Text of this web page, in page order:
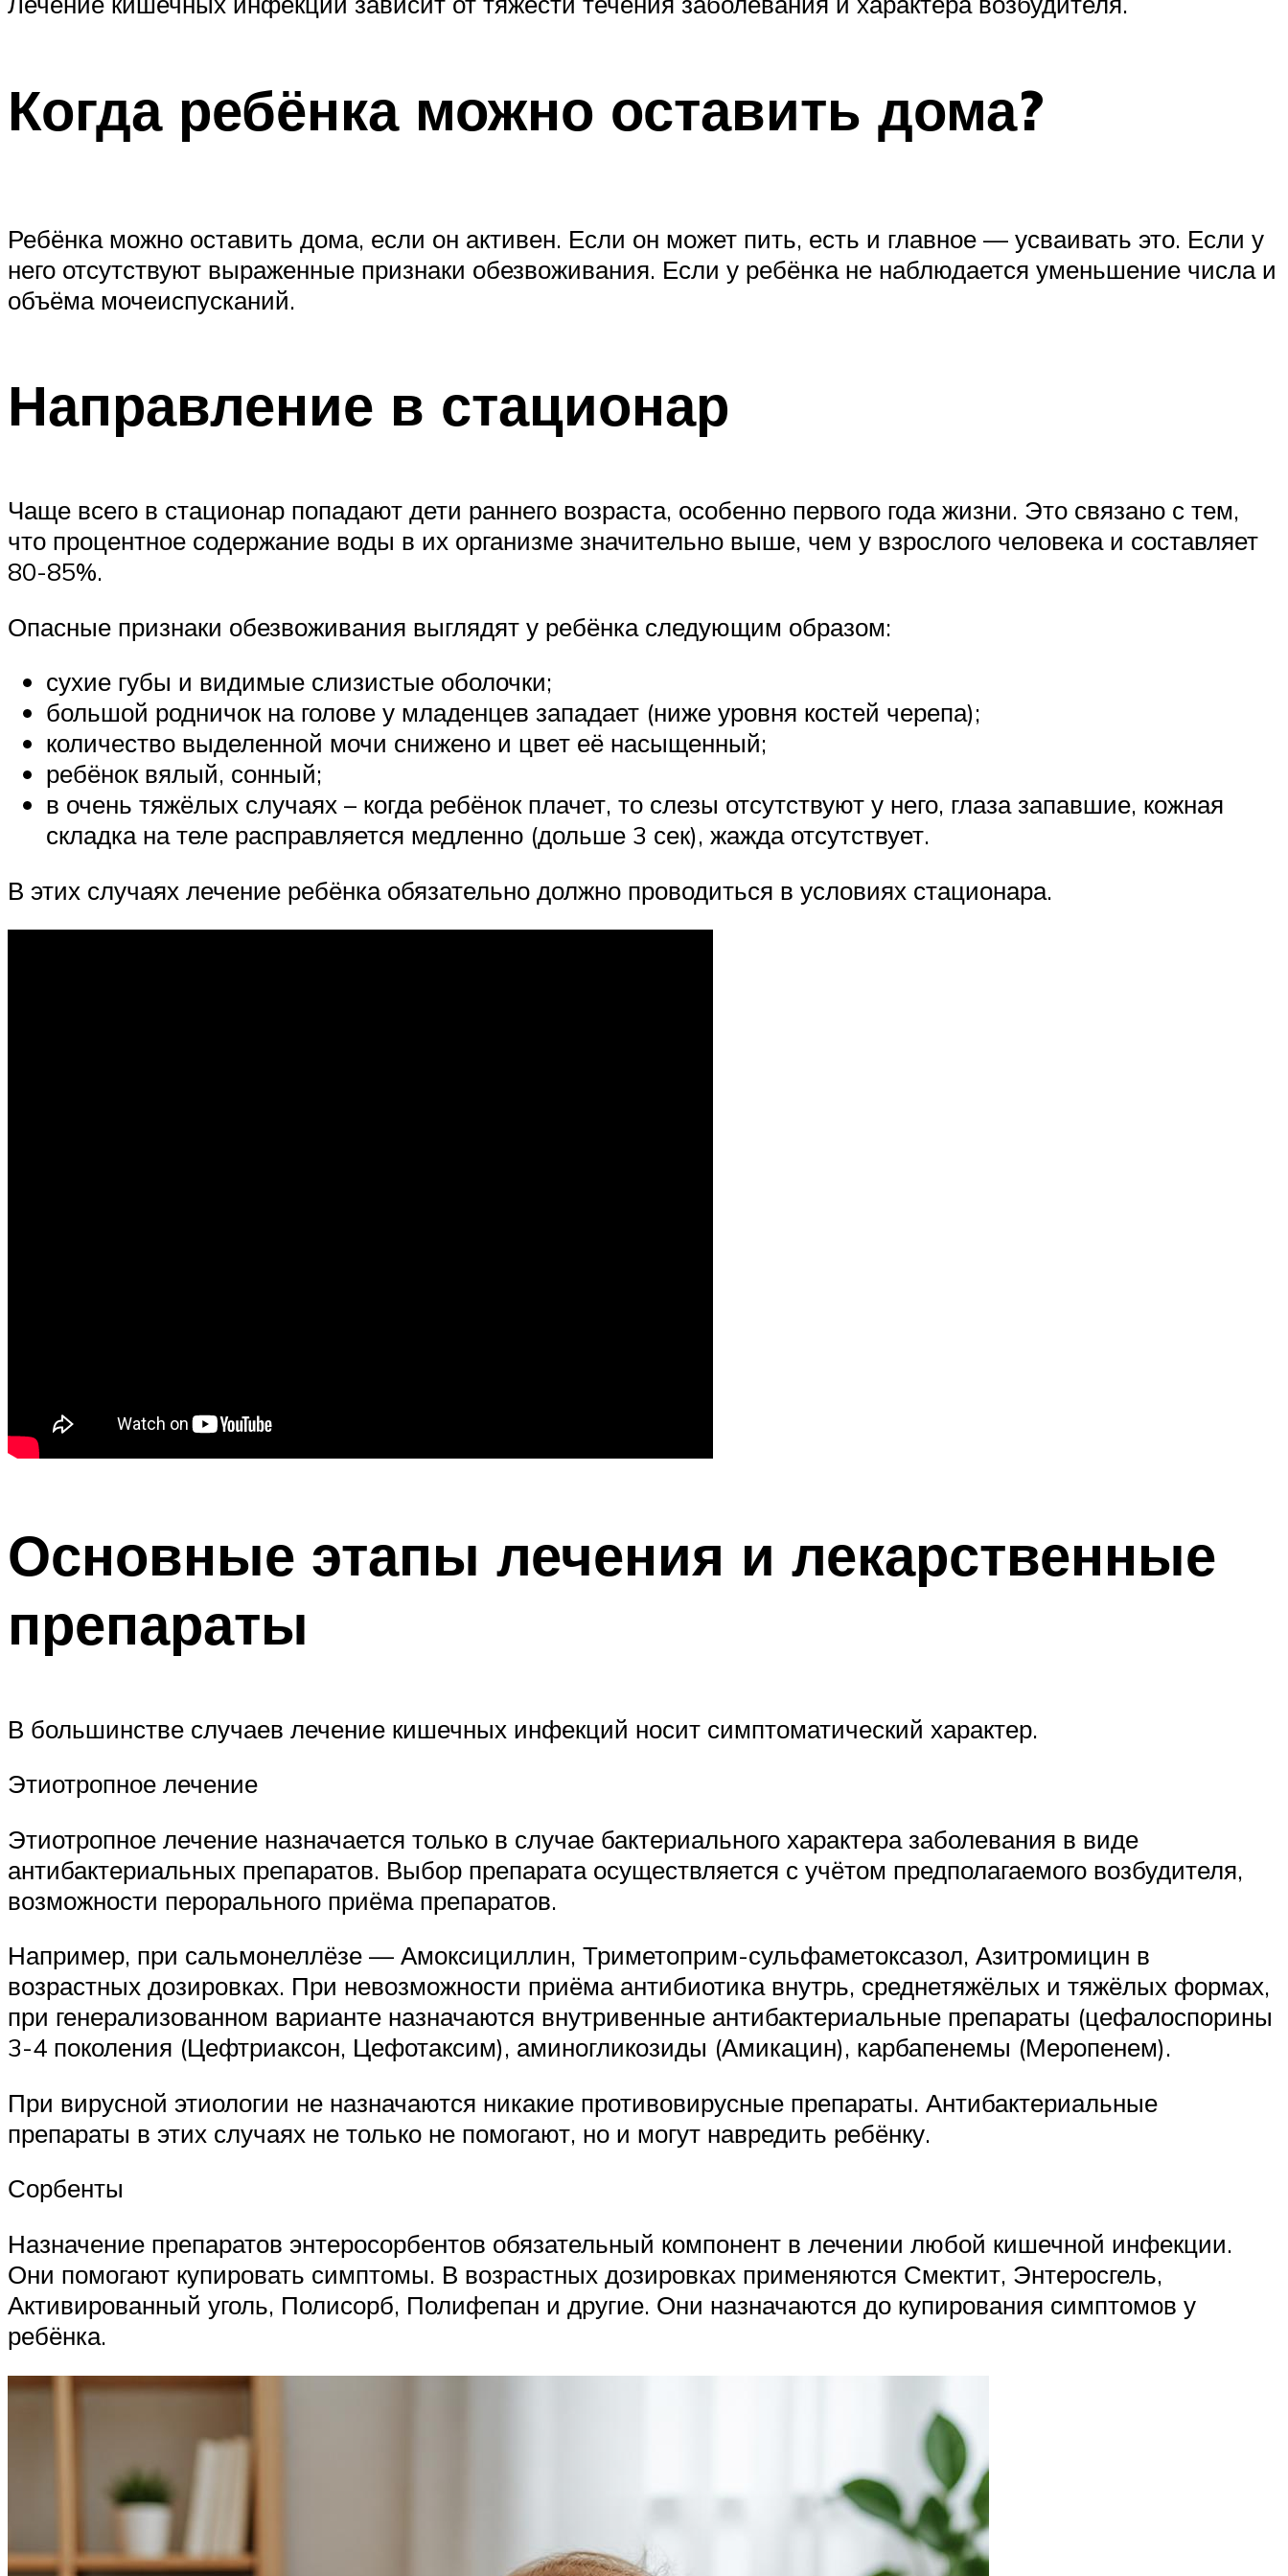
Когда ребёнка можно оставить дома?
Ребёнка можно оставить дома, если он активен. Если он может пить, есть и главное — усваивать это. Если у
него отсутствуют выраженные признаки обезвоживания. Если у ребёнка не наблюдается уменьшение числа и
объёма мочеиспусканий.
Направление в стационар
Чаще всего в стационар попадают дети раннего возраста, особенно первого года жизни. Это связано с тем,
что процентное содержание воды в их организме значительно выше, чем у взрослого человека и составляет
80-85%.
Опасные признаки обезвоживания выглядят у ребёнка следующим образом:
сухие губы и видимые слизистые оболочки;
большой родничок на голове у младенцев западает (ниже уровня костей черепа);
количество выделенной мочи снижено и цвет её насыщенный;
ребёнок вялый, сонный;
в очень тяжёлых случаях – когда ребёнок плачет, то слезы отсутствуют у него, глаза запавшие, кожная
складка на теле расправляется медленно (дольше 3 сек), жажда отсутствует.
В этих случаях лечение ребёнка обязательно должно проводиться в условиях стационара.
Основные этапы лечения и лекарственные
препараты
В большинстве случаев лечение кишечных инфекций носит симптоматический характер.
Этиотропное лечение
Этиотропное лечение назначается только в случае бактериального характера заболевания в виде
антибактериальных препаратов. Выбор препарата осуществляется с учётом предполагаемого возбудителя,
возможности перорального приёма препаратов.
Например, при сальмонеллёзе — Амоксициллин, Триметоприм-сульфаметоксазол, Азитромицин в
возрастных дозировках. При невозможности приёма антибиотика внутрь, среднетяжёлых и тяжёлых формах,
при генерализованном варианте назначаются внутривенные антибактериальные препараты (цефалоспорины
3-4 поколения (Цефтриаксон, Цефотаксим), аминогликозиды (Амикацин), карбапенемы (Меропенем).
При вирусной этиологии не назначаются никакие противовирусные препараты. Антибактериальные
препараты в этих случаях не только не помогают, но и могут навредить ребёнку.
Сорбенты
Назначение препаратов энтеросорбентов обязательный компонент в лечении любой кишечной инфекции.
Они помогают купировать симптомы. В возрастных дозировках применяются Смектит, Энтеросгель,
Активированный уголь, Полисорб, Полифепан и другие. Они назначаются до купирования симптомов у
ребёнка.